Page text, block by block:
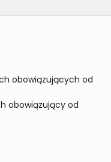
obowiązujących od
obowiązujący od